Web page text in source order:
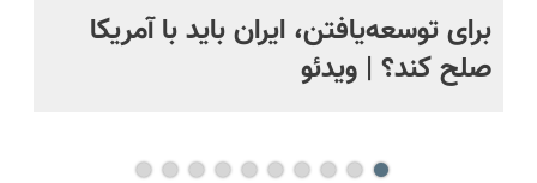
برای توسعه‌یافتن، ایران باید با آمریکا
صلح کند؟ | ویدئو